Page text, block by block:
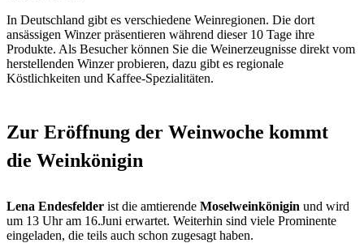
In Deutschland gibt es verschiedene Weinregionen. Die dort
ansässigen Winzer präsentieren während dieser 10 Tage ihre
Produkte. Als Besucher können Sie die Weinerzeugnisse direkt vom
herstellenden Winzer probieren, dazu gibt es regionale
Köstlichkeiten und Kaffee-Spezialitäten.
Zur Eröffnung der Weinwoche kommt
die Weinkönigin
Lena Endesfelder ist die amtierende Moselweinkönigin und wird
um 13 Uhr am 16.Juni erwartet. Weiterhin sind viele Prominente
eingeladen, die teils auch schon zugesagt haben.